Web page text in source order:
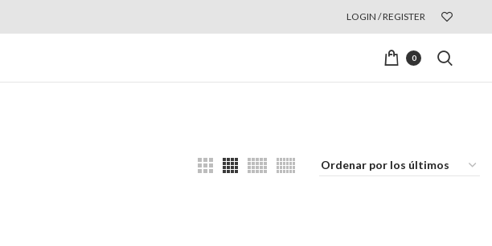
LOGIN / REGISTER
0